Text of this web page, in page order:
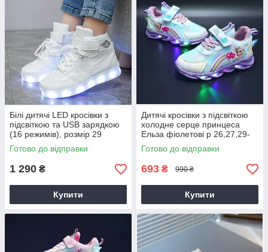
Білі дитячі LED кросівки з
підсвіткою та USB зарядкою
(16 режимів), розмір 29
(устілка 18 см)
Готово до відправки
1 290 ₴
Купити
Дитячі кросівки з підсвіткою
холодне серце принцеса
Ельза фіолетові р 26,27,29-
36
Готово до відправки
693 ₴ 990 ₴
Купити